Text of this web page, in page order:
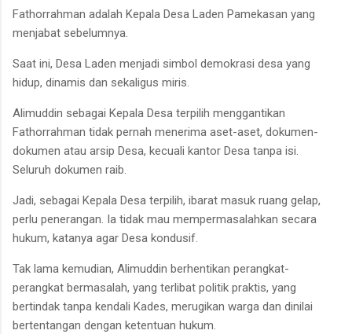
Fathorrahman adalah Kepala Desa Laden Pamekasan yang
menjabat sebelumnya.
Saat ini, Desa Laden menjadi simbol demokrasi desa yang
hidup, dinamis dan sekaligus miris.
Alimuddin sebagai Kepala Desa terpilih menggantikan
Fathorrahman tidak pernah menerima aset-aset, dokumen-
dokumen atau arsip Desa, kecuali kantor Desa tanpa isi.
Seluruh dokumen raib.
Jadi, sebagai Kepala Desa terpilih, ibarat masuk ruang gelap,
perlu penerangan. Ia tidak mau mempermasalahkan secara
hukum, katanya agar Desa kondusif.
Tak lama kemudian, Alimuddin berhentikan perangkat-
perangkat bermasalah, yang terlibat politik praktis, yang
bertindak tanpa kendali Kades, merugikan warga dan dinilai
bertentangan dengan ketentuan hukum.